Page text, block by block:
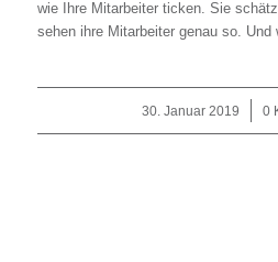
wie Ihre Mitarbeiter ticken. Sie
sehen ihre Mitarbeiter genau so. Und
30. Januar 2019
/ 0